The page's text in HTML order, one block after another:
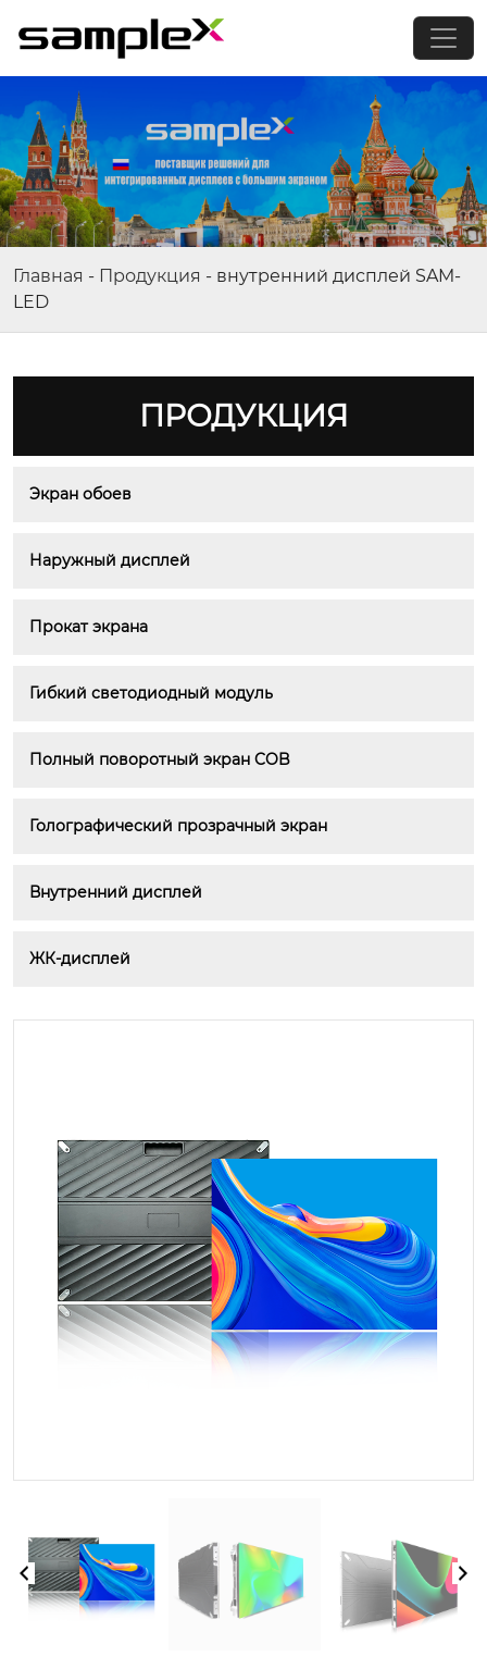
Главная - Продукция - внутренний дисплей SAM-
LED
ПРОДУКЦИЯ
Экран обоев
Наружный дисплей
Прокат экрана
Гибкий светодиодный модуль
Полный поворотный экран COB
Голографический прозрачный экран
Внутренний дисплей
ЖК-дисплей